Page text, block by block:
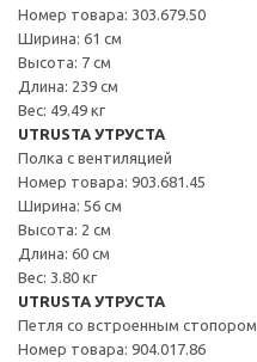
Номер товара: 303.679.50
Ширина: 61 см
Высота: 7 см
Длина: 239 см
Вес: 49.49 кг
UTRUSTA УТРУСТА
Полка с вентиляцией
Номер товара: 903.681.45
Ширина: 56 см
Высота: 2 см
Длина: 60 см
Вес: 3.80 кг
UTRUSTA УТРУСТА
Петля со встроенным стопором
Номер товара: 904.017.86